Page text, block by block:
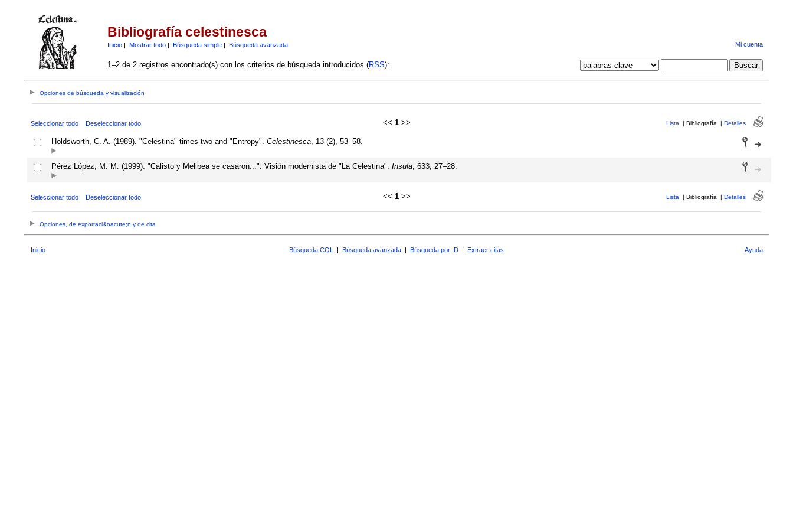
Bibliografía celestinesca
Inicio| Mostrar todo| Búsqueda simple| Búsqueda avanzada Mi cuenta
1–2 de 2 registros encontrado(s) con los criterios de búsqueda introducidos (RSS):
Opciones de búsqueda y visualización
Seleccionar todo Deseleccionar todo << 1>> Lista | Bibliografía | Detalles
Holdsworth, C. A. (1989). "Celestina" times two and "Entropy". Celestinesca, 13 (2), 53–58.
Pérez López, M. M. (1999). "Calisto y Melibea se casaron...": Visión modernista de "La Celestina". Insula, 633, 27–28.
Seleccionar todo Deseleccionar todo << 1>> Lista | Bibliografía | Detalles
Opciones, de exportaci&oacute;n y de cita
Inicio Búsqueda CQL | Búsqueda avanzada | Búsqueda por ID | Extraer citas Ayuda